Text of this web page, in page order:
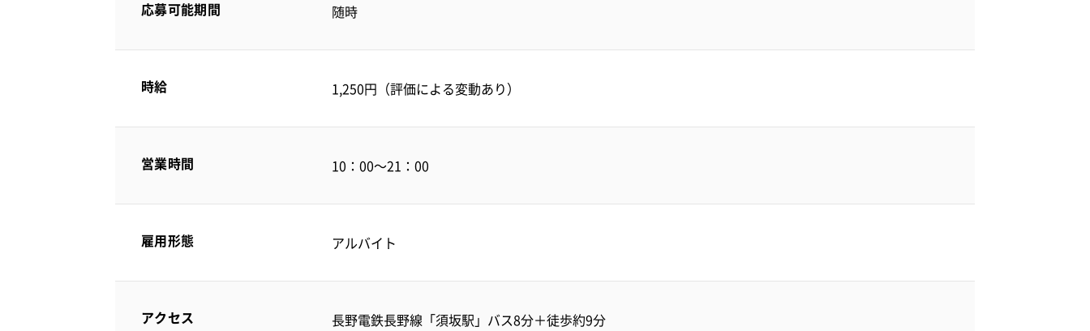
応募可能期間 随時
時給 1,250円（評価による変動あり）
営業時間 10：00～21：00
雇用形態 アルバイト
アクセス 長野電鉄長野線「須坂駅」バス8分＋徒歩約9分